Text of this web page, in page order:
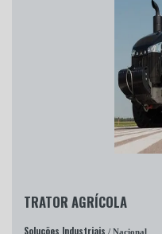
TRATOR AGRÍCOLA
Soluções Industriais / Nacional